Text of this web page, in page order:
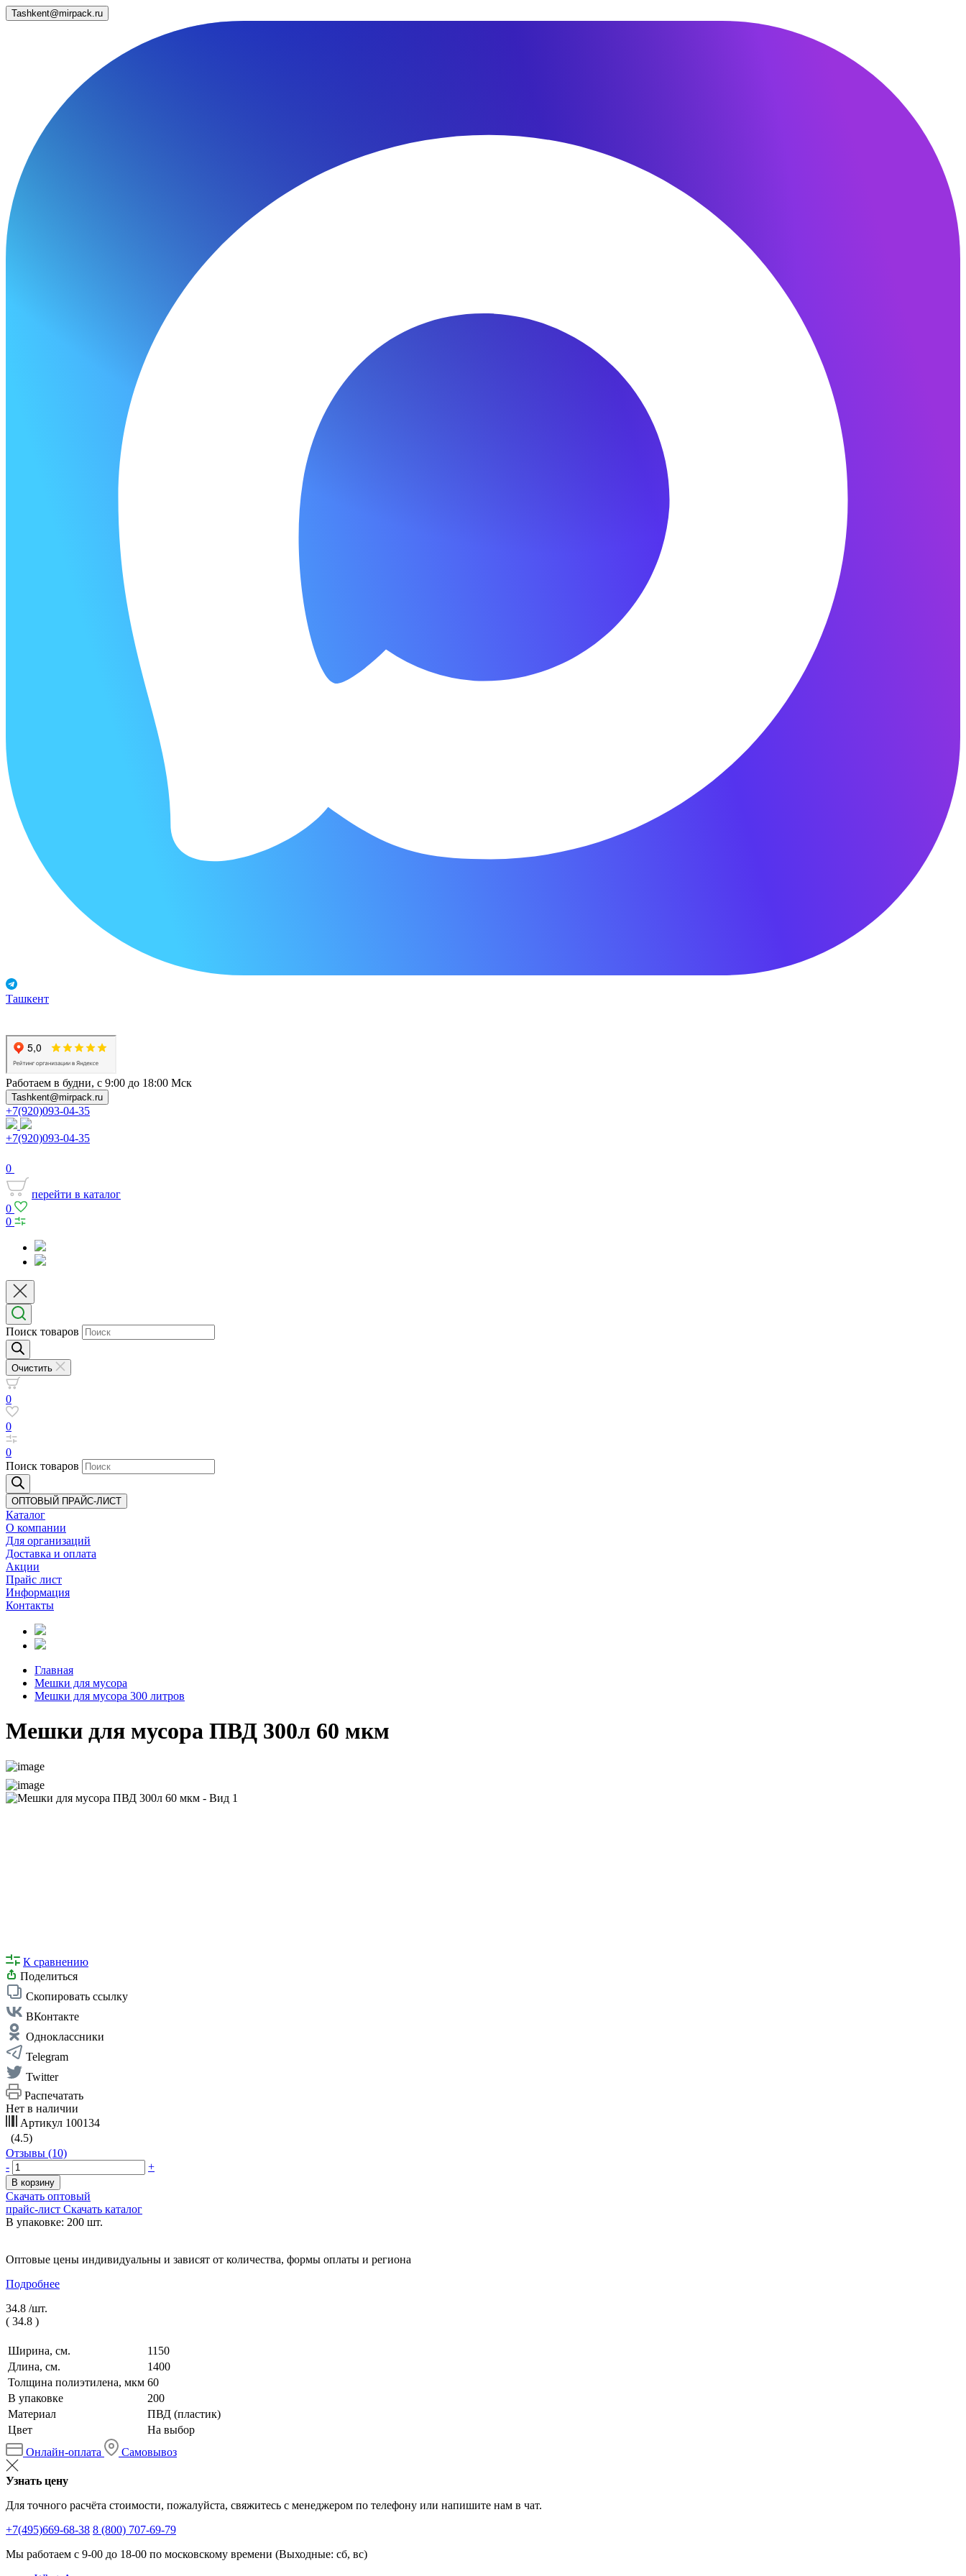
Tashkent@mirpack.ru
Ташкент
Работаем в будни, с 9:00 до 18:00 Мск
Tashkent@mirpack.ru
+7(920)093-04-35
+7(920)093-04-35
0
перейти в каталог
0
0
Поиск товаров
Очистить
0
0
0
Поиск товаров
ОПТОВЫЙ ПРАЙС-ЛИСТ
Каталог
О компании
Для организаций
Доставка и оплата
Акции
Прайс лист
Информация
Контакты
Главная
Мешки для мусора
Мешки для мусора 300 литров
Мешки для мусора ПВД 300л 60 мкм
К сравнению
Поделиться
Скопировать ссылку
ВКонтакте
Одноклассники
Telegram
Twitter
Распечатать
Нет в наличии
Артикул 100134
(4.5)
Отзывы (10)
-
+
В корзину
Скачать оптовый
прайс-лист Скачать каталог
В упаковке: 200 шт.
Оптовые цены индивидуальны и зависят от количества, формы оплаты и региона
Подробнее
34.8 /шт.
( 34.8 )
Ширина, см.
1150
Длина, см.
1400
Толщина полиэтилена, мкм 60
В упаковке
200
Материал
ПВД (пластик)
Цвет
На выбор
Онлайн-оплата
Самовывоз
Узнать цену
Для точного расчёта стоимости, пожалуйста, свяжитесь с менеджером по телефону или напишите нам в чат.
+7(495)669-68-38 8 (800) 707-69-79
Мы работаем с 9-00 до 18-00 по московскому времени (Выходные: сб, вс)